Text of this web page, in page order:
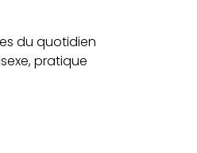
du quotidien
pratique